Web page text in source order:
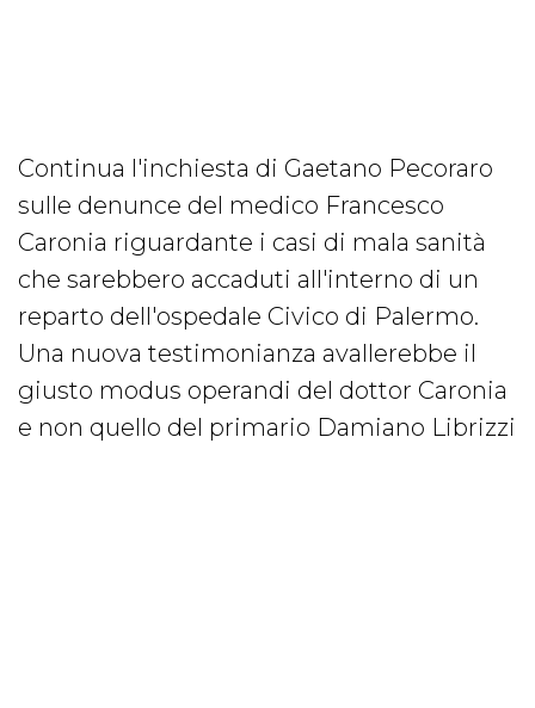
Continua l'inchiesta di Gaetano Pecoraro
sulle denunce del medico Francesco
Caronia riguardante i casi di mala sanità
che sarebbero accaduti all'interno di un
reparto dell'ospedale Civico di Palermo.
Una nuova testimonianza avallerebbe il
giusto modus operandi del dottor Caronia
e non quello del primario Damiano Librizzi